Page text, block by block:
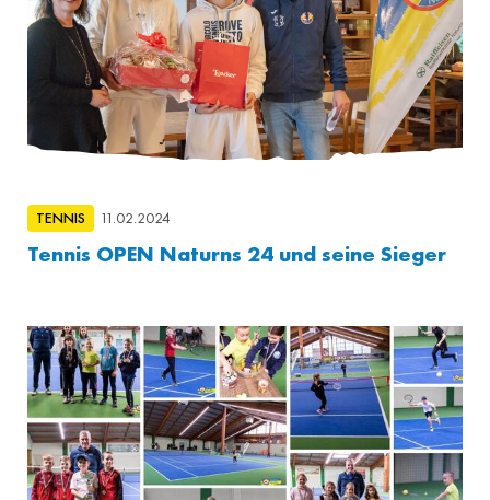
TENNIS 11.02.2024
Tennis OPEN Naturns 24 und seine Sieger